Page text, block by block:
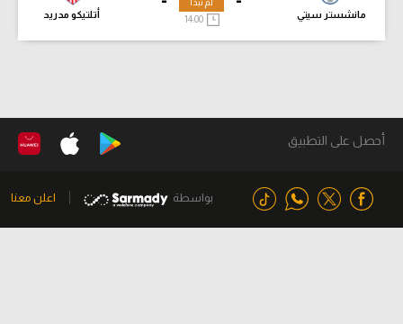
مانشستر سيتي أتلتيكو مدريد
لم تبدأ
14:00
أحصل على التطبيق
بواسطة اعلن معنا